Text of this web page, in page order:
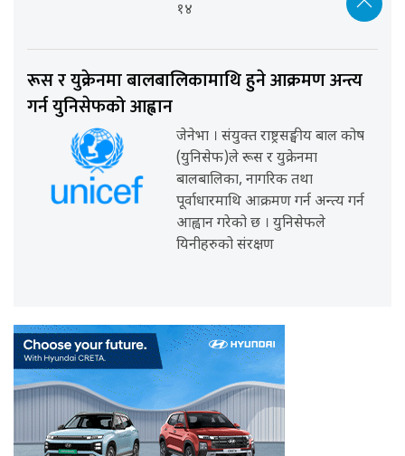
१४
रूस र युक्रेनमा बालबालिकामाथि हुने आक्रमण अन्त्य
गर्न युनिसेफको आह्वान
जेनेभा । संयुक्त राष्ट्रसङ्घीय बाल कोष
(युनिसेफ)ले रूस र युक्रेनमा
बालबालिका, नागरिक तथा
पूर्वाधारमाथि आक्रमण गर्न अन्त्य गर्न
आह्वान गरेको छ । युनिसेफले
यिनीहरुको संरक्षण